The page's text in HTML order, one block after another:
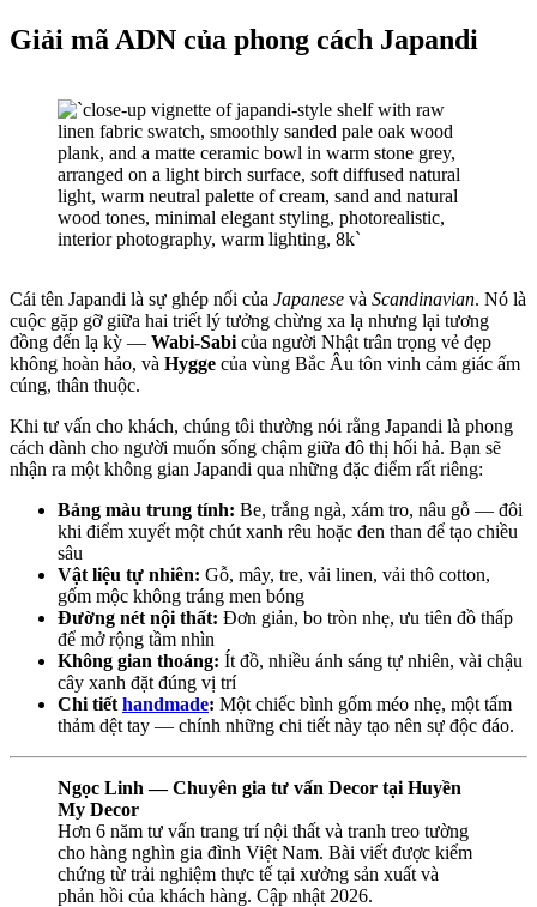
Giải mã ADN của phong cách Japandi
Cái tên Japandi là sự ghép nối của Japanese và Scandinavian. Nó là
cuộc gặp gỡ giữa hai triết lý tưởng chừng xa lạ nhưng lại tương
đồng đến lạ kỳ — Wabi-Sabi của người Nhật trân trọng vẻ đẹp
không hoàn hảo, và Hygge của vùng Bắc Âu tôn vinh cảm giác ấm
cúng, thân thuộc.
Khi tư vấn cho khách, chúng tôi thường nói rằng Japandi là phong
cách dành cho người muốn sống chậm giữa đô thị hối hả. Bạn sẽ
nhận ra một không gian Japandi qua những đặc điểm rất riêng:
Bảng màu trung tính: Be, trắng ngà, xám tro, nâu gỗ — đôi
khi điểm xuyết một chút xanh rêu hoặc đen than để tạo chiều
sâu
Vật liệu tự nhiên: Gỗ, mây, tre, vải linen, vải thô cotton,
gốm mộc không tráng men bóng
Đường nét nội thất: Đơn giản, bo tròn nhẹ, ưu tiên đồ thấp
để mở rộng tầm nhìn
Không gian thoáng: Ít đồ, nhiều ánh sáng tự nhiên, vài chậu
cây xanh đặt đúng vị trí
Chi tiết handmade: Một chiếc bình gốm méo nhẹ, một tấm
thảm dệt tay — chính những chi tiết này tạo nên sự độc đáo.
Ngọc Linh — Chuyên gia tư vấn Decor tại Huyền
My Decor
Hơn 6 năm tư vấn trang trí nội thất và tranh treo tường
cho hàng nghìn gia đình Việt Nam. Bài viết được kiểm
chứng từ trải nghiệm thực tế tại xưởng sản xuất và
phản hồi của khách hàng. Cập nhật 2026.